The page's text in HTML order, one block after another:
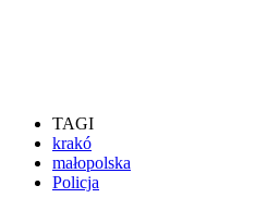
TAGI
krakó
małopolska
Policja